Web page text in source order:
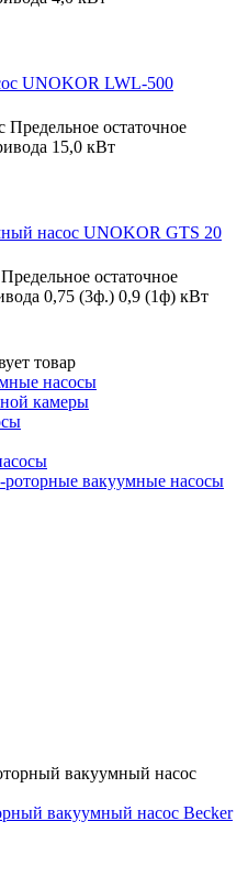
UNOKOR LWL-500
Предельное остаточное
15,0 кВт
насос UNOKOR GTS 20
Предельное остаточное
0,75 (3ф.) 0,9 (1ф) кВт
товар
насосы
камеры
роторные вакуумные насосы
вакуумный насос Becker